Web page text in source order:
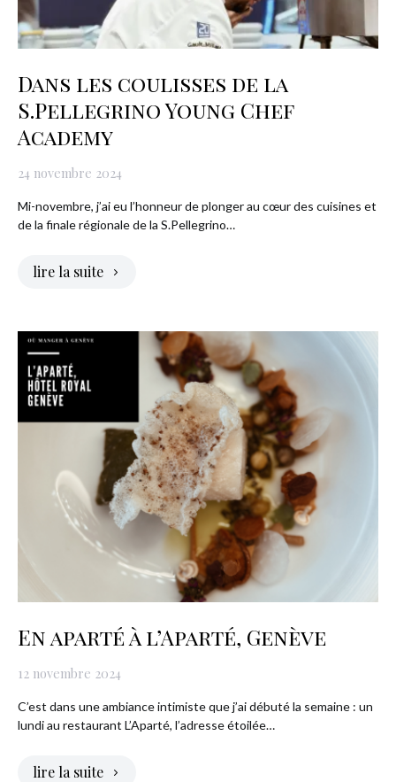
Dans les coulisses de la
S.Pellegrino Young Chef
Academy
24 novembre 2024
Mi-novembre, j’ai eu l’honneur de plonger au cœur des cuisines et
de la finale régionale de la S.Pellegrino…
lire la suite
En aparté à l’Aparté, Genève
12 novembre 2024
C’est dans une ambiance intimiste que j’ai débuté la semaine : un
lundi au restaurant L’Aparté, l’adresse étoilée…
lire la suite